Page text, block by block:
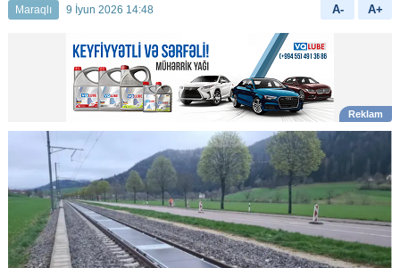
Maraqlı 9 İyun 2026 14:48 A- A+